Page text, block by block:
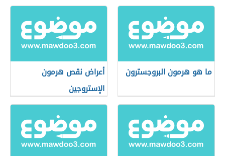
ما هو هرمون البروجسترون
أعراض نقص هرمون
الإستروجين